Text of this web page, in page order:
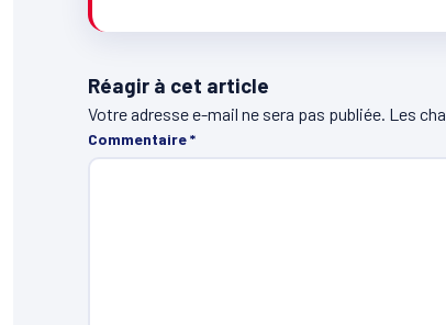
Réagir à cet article
Votre adresse e-mail ne sera pas publiée. Les
Commentaire*